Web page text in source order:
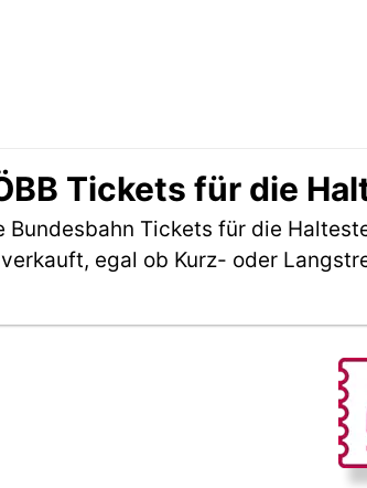
Tickets für die
Bundesbahn Tickets für die
egal ob Kurz- oder